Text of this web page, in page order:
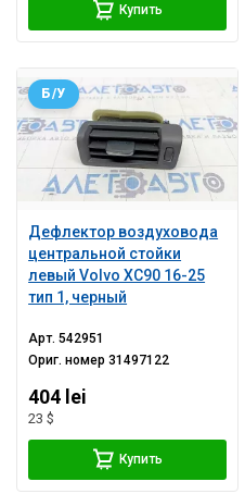
Купить
Дефлектор воздуховода
центральной стойки
левый Volvo XC90 16-25
тип 1, черный
Б/У
Арт.542951
Ориг. номер31497122
404 lei
23 $
Купить